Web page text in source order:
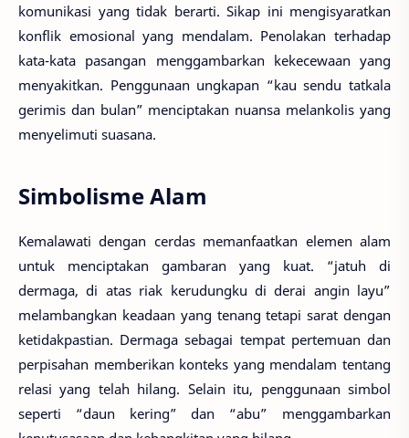
komunikasi yang tidak berarti. Sikap ini mengisyaratkan
konflik emosional yang mendalam. Penolakan terhadap
kata-kata pasangan menggambarkan kekecewaan yang
menyakitkan. Penggunaan ungkapan “kau sendu tatkala
gerimis dan bulan” menciptakan nuansa melankolis yang
menyelimuti suasana.
Simbolisme Alam
Kemalawati dengan cerdas memanfaatkan elemen alam
untuk menciptakan gambaran yang kuat. “jatuh di
dermaga, di atas riak kerudungku di derai angin layu”
melambangkan keadaan yang tenang tetapi sarat dengan
ketidakpastian. Dermaga sebagai tempat pertemuan dan
perpisahan memberikan konteks yang mendalam tentang
relasi yang telah hilang. Selain itu, penggunaan simbol
seperti “daun kering” dan “abu” menggambarkan